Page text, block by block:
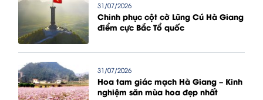
31/07/2026
Chinh phục cột cờ Lũng Cú Hà Giang
điểm cực Bắc Tổ quốc
31/07/2026
Hoa tam giác mạch Hà Giang – Kinh
nghiệm săn mùa hoa đẹp nhất